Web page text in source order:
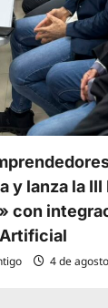
y lanza la
con
4 de